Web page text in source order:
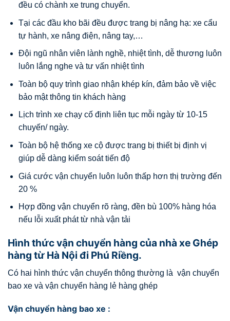
đều có chành xe trung chuyển.
Tại các đầu kho bãi đều được trang bị nâng hạ: xe cẩu
tự hành, xe nâng điện, nâng tay,…
Đội ngũ nhân viên lành nghề, nhiệt tình, dễ thương luôn
luôn lắng nghe và tư vấn nhiệt tình
Toàn bộ quy trình giao nhận khép kín, đảm bảo về việc
bảo mật thông tin khách hàng
Lịch trình xe chạy cố định liên tục mỗi ngày từ 10-15
chuyến/ ngày.
Toàn bộ hệ thống xe cộ được trang bị thiết bị định vị
giúp dễ dàng kiểm soát tiến độ
Giá cước vận chuyển luôn luôn thấp hơn thị trường đến
20 %
Hợp đồng vận chuyển rõ ràng, đền bù 100% hàng hóa
nếu lỗi xuất phát từ nhà vận tải
Hình thức vận chuyển hàng của nhà xe Ghép
hàng từ Hà Nội đi Phú Riềng.
Có hai hình thức vận chuyển thông thường là vận chuyển
bao xe và vận chuyển hàng lẻ hàng ghép
Vận chuyển hàng bao xe :